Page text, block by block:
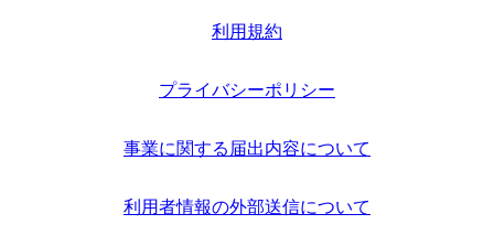
利用規約
プライバシーポリシー
事業に関する届出内容について
利用者情報の外部送信について